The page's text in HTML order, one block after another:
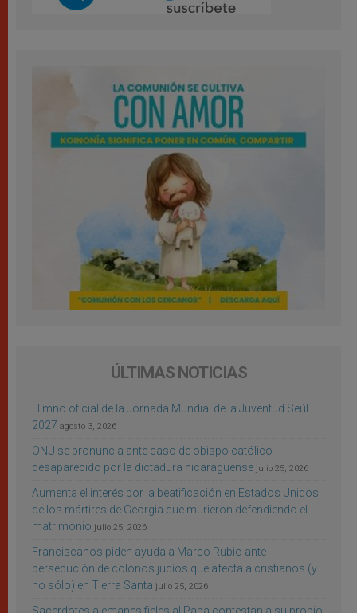
ÚLTIMAS NOTICIAS
Himno oficial de la Jornada Mundial de la Juventud Seúl
2027 agosto 3, 2026
ONU se pronuncia ante caso de obispo católico
desaparecido por la dictadura nicaragüense julio 25, 2026
Aumenta el interés por la beatificación en Estados Unidos
de los mártires de Georgia que murieron defendiendo el
matrimonio julio 25, 2026
Franciscanos piden ayuda a Marco Rubio ante
persecución de colonos judíos que afecta a cristianos (y
no sólo) en Tierra Santa julio 25, 2026